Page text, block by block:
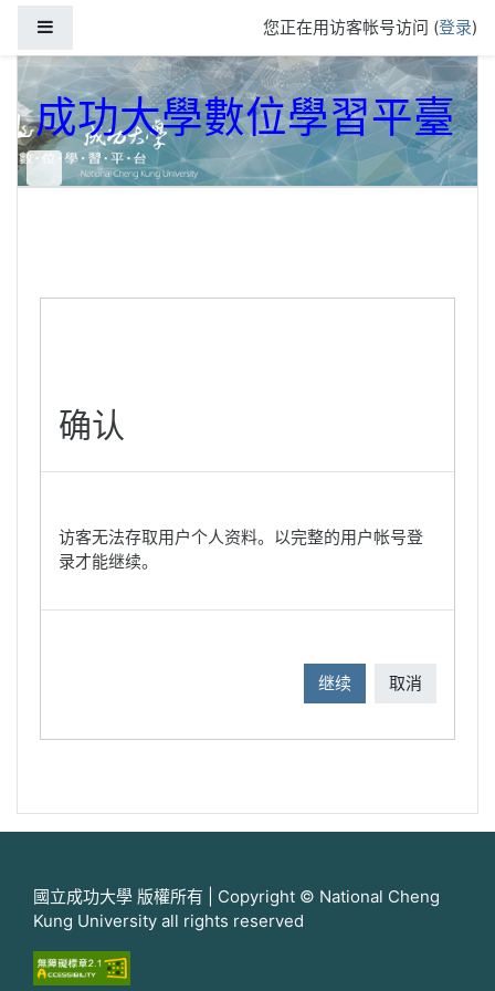
您正在用访客帐号访问 (登录)
成功大學數位學習平臺
确认
访客无法存取用户个人资料。以完整的用户帐号登
录才能继续。
继续 取消
國立成功大學 版權所有 | Copyright © National Cheng
Kung University all rights reserved